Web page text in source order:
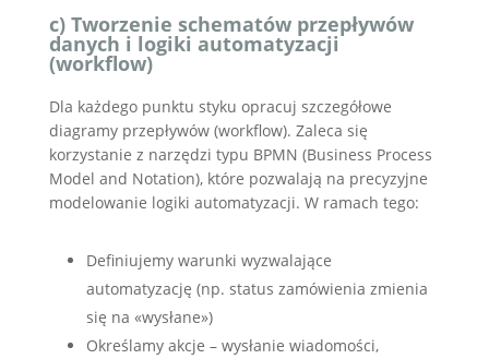
c) Tworzenie schematów przepływów
danych i logiki automatyzacji
(workflow)
Dla każdego punktu styku opracuj szczegółowe
diagramy przepływów (workflow). Zaleca się
korzystanie z narzędzi typu BPMN (Business Process
Model and Notation), które pozwalają na precyzyjne
modelowanie logiki automatyzacji. W ramach tego:
Definiujemy warunki wyzwalające
automatyzację (np. status zamówienia zmienia
się na «wysłane»)
Określamy akcje – wysłanie wiadomości,